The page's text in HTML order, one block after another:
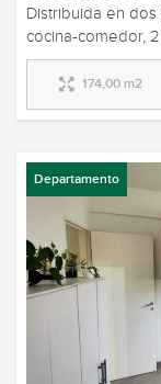
Distribuida en dos
cocina-comedor,
174,00 m2
Departamento